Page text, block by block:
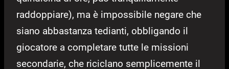
raddoppiare), ma è impossibile negare che
siano abbastanza tedianti, obbligando il
giocatore a completare tutte le missioni
secondarie, che riciclano semplicemente il